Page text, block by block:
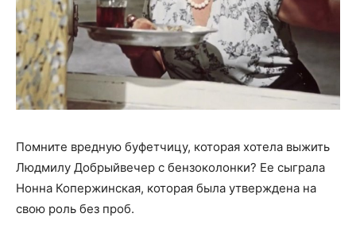
Помните вредную буфетчицу, которая хотела выжить
Людмилу Добрыйвечер с бензоколонки? Ее сыграла
Нонна Копержинская, которая была утверждена на
свою роль без проб.